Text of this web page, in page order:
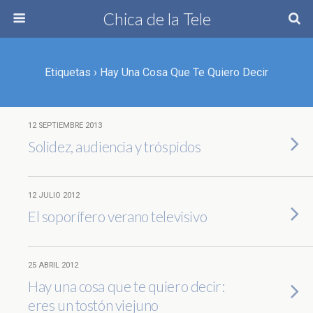
Chica de la Tele
Etiquetas › Hay Una Cosa Que Te Quiero Decir
12 SEPTIEMBRE 2013
Solidez, audiencia y tróspidos
12 JULIO 2012
El soporífero verano televisivo
25 ABRIL 2012
Hay una cosa que te quiero decir:
eres un tostón viejuno